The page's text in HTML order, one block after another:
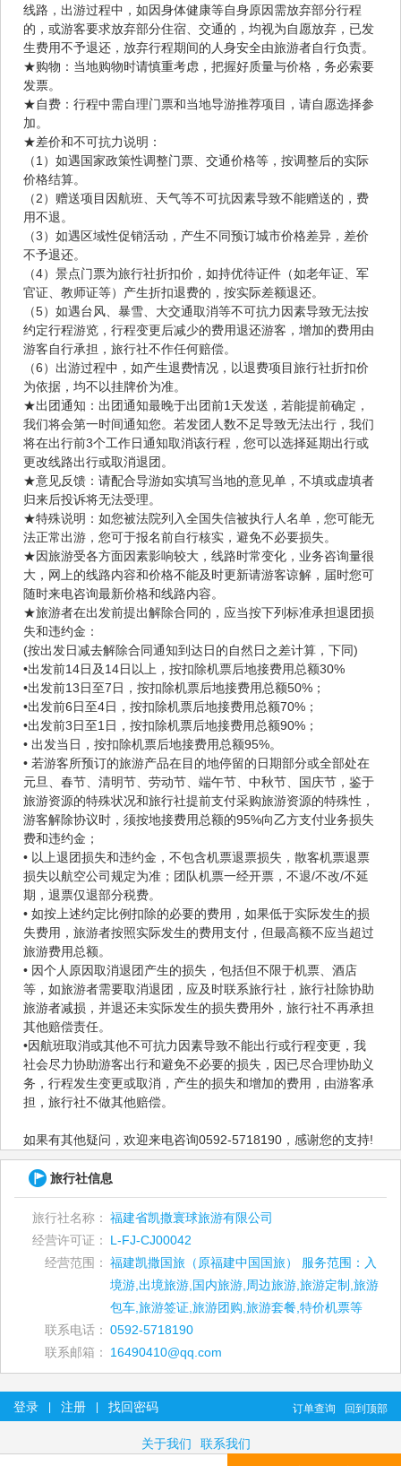
线路，出游过程中，如因身体健康等自身原因需放弃部分行程
的，或游客要求放弃部分住宿、交通的，均视为自愿放弃，已发
生费用不予退还，放弃行程期间的人身安全由旅游者自行负责。
★购物：当地购物时请慎重考虑，把握好质量与价格，务必索要
发票。
★自费：行程中需自理门票和当地导游推荐项目，请自愿选择参
加。
★差价和不可抗力说明：
（1）如遇国家政策性调整门票、交通价格等，按调整后的实际
价格结算。
（2）赠送项目因航班、天气等不可抗因素导致不能赠送的，费
用不退。
（3）如遇区域性促销活动，产生不同预订城市价格差异，差价
不予退还。
（4）景点门票为旅行社折扣价，如持优待证件（如老年证、军
官证、教师证等）产生折扣退费的，按实际差额退还。
（5）如遇台风、暴雪、大交通取消等不可抗力因素导致无法按
约定行程游览，行程变更后减少的费用退还游客，增加的费用由
游客自行承担，旅行社不作任何赔偿。
（6）出游过程中，如产生退费情况，以退费项目旅行社折扣价
为依据，均不以挂牌价为准。
★出团通知：出团通知最晚于出团前1天发送，若能提前确定，
我们将会第一时间通知您。若发团人数不足导致无法出行，我们
将在出行前3个工作日通知取消该行程，您可以选择延期出行或
更改线路出行或取消退团。
★意见反馈：请配合导游如实填写当地的意见单，不填或虚填者
归来后投诉将无法受理。
★特殊说明：如您被法院列入全国失信被执行人名单，您可能无
法正常出游，您可于报名前自行核实，避免不必要损失。
★因旅游受各方面因素影响较大，线路时常变化，业务咨询量很
大，网上的线路内容和价格不能及时更新请游客谅解，届时您可
随时来电咨询最新价格和线路内容。
★旅游者在出发前提出解除合同的，应当按下列标准承担退团损
失和违约金：
(按出发日减去解除合同通知到达日的自然日之差计算，下同)
•出发前14日及14日以上，按扣除机票后地接费用总额30%
•出发前13日至7日，按扣除机票后地接费用总额50%；
•出发前6日至4日，按扣除机票后地接费用总额70%；
•出发前3日至1日，按扣除机票后地接费用总额90%；
• 出发当日，按扣除机票后地接费用总额95%。
• 若游客所预订的旅游产品在目的地停留的日期部分或全部处在
元旦、春节、清明节、劳动节、端午节、中秋节、国庆节，鉴于
旅游资源的特殊状况和旅行社提前支付采购旅游资源的特殊性，
游客解除协议时，须按地接费用总额的95%向乙方支付业务损失
费和违约金；
• 以上退团损失和违约金，不包含机票退票损失，散客机票退票
损失以航空公司规定为准；团队机票一经开票，不退/不改/不延
期，退票仅退部分税费。
• 如按上述约定比例扣除的必要的费用，如果低于实际发生的损
失费用，旅游者按照实际发生的费用支付，但最高额不应当超过
旅游费用总额。
• 因个人原因取消退团产生的损失，包括但不限于机票、酒店
等，如旅游者需要取消退团，应及时联系旅行社，旅行社除协助
旅游者减损，并退还未实际发生的损失费用外，旅行社不再承担
其他赔偿责任。
•因航班取消或其他不可抗力因素导致不能出行或行程变更，我
社会尽力协助游客出行和避免不必要的损失，因已尽合理协助义
务，行程发生变更或取消，产生的损失和增加的费用，由游客承
担，旅行社不做其他赔偿。
如果有其他疑问，欢迎来电咨询0592-5718190，感谢您的支持!
旅行社信息
旅行社名称： 福建省凯撒寰球旅游有限公司
经营许可证：
L-FJ-CJ00042
经营范围： 福建凯撒国旅（原福建中国国旅） 服务范围：入
境游,出境旅游,国内旅游,周边旅游,旅游定制,旅游
包车,旅游签证,旅游团购,旅游套餐,特价机票等
联系电话： 0592-5718190
联系邮箱：
16490410@qq.com
登录 注册 找回密码 回到顶部
订单查询
关于我们 联系我们